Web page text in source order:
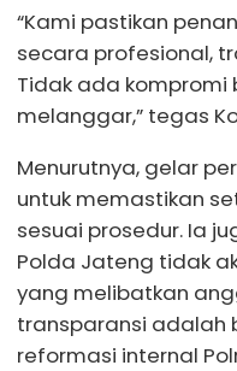
“Kami pastikan
secara profesional,
Tidak ada kompromi
melanggar,” tegas
Menurutnya, gelar
untuk memastikan
sesuai prosedur. Ia
Polda Jateng tidak
yang melibatkan
transparansi adalah
reformasi internal